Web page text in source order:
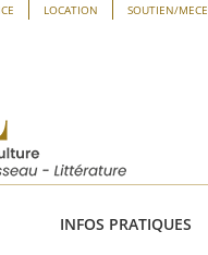
LOCATION SOUTIEN/
INFOS PRATIQUES